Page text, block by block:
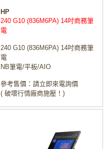
HP
240 G10 (836M6PA) 14吋商務筆
電
240 G10 (836M6PA) 14吋商務筆
電
NB筆電/平板/AIO
參考售價：請立即來電詢價
( 破壞行情廠商施壓！)